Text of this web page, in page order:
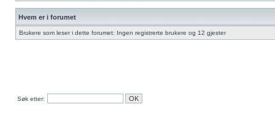
Hvem er i forumet
Brukere som leser i dette forumet: Ingen registrerte brukere og 12 gjester
Søk etter: